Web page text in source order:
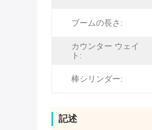
ブームの長さ:
カウンター ウェイ
ト:
棒シリンダー:
記述